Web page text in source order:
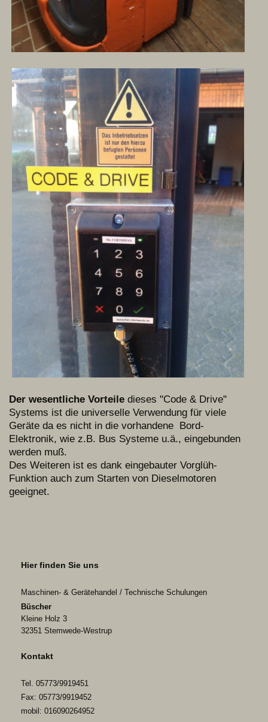
Der wesentliche Vorteile dieses "Code & Drive"
Systems ist die universelle Verwendung für viele
Geräte da es nicht in die vorhandene Bord-
Elektronik, wie z.B. Bus Systeme u.ä., eingebunden
werden muß.
Des Weiteren ist es dank eingebauter Vorglüh-
Funktion auch zum Starten von Dieselmotoren
geeignet.
Hier finden Sie uns
Maschinen- & Gerätehandel / Technische Schulungen
Büscher
Kleine Holz 3
32351 Stemwede-Westrup
Kontakt
Tel. 05773/9919451
Fax: 05773/9919452
mobil: 016090264952